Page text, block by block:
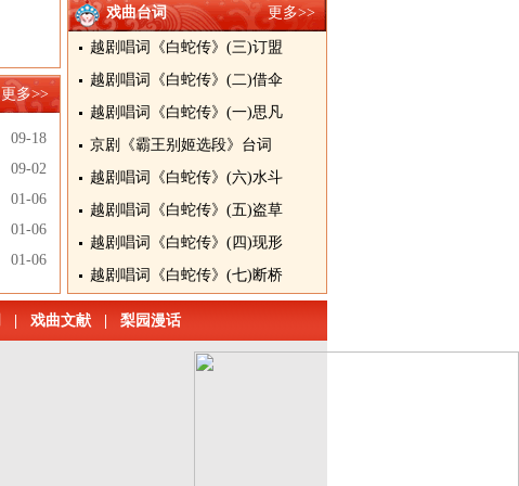
更多>>
戏曲台词
越剧唱词《白蛇传》(三)订盟
越剧唱词《白蛇传》(二)借伞
越剧唱词《白蛇传》(一)思凡
京剧《霸王别姬选段》台词
越剧唱词《白蛇传》(六)水斗
越剧唱词《白蛇传》(五)盗草
越剧唱词《白蛇传》(四)现形
越剧唱词《白蛇传》(七)断桥
更多>>
09-18
09-02
01-06
01-06
01-06
戏曲文献 梨园漫话